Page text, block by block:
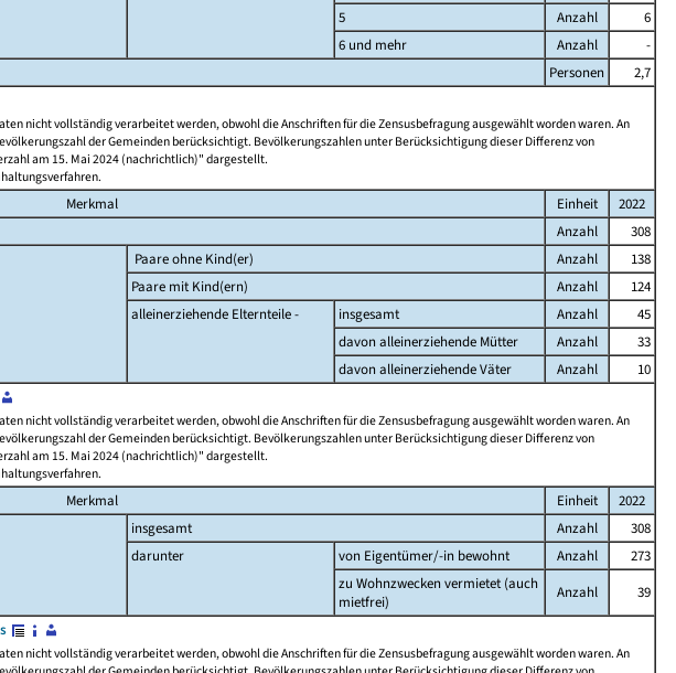
5
Anzahl
6
6 und mehr
Anzahl
-
Personen
2,7
nicht vollständig verarbeitet werden, obwohl die Anschriften für die Zensusbefragung ausgewählt worden waren. An
der Gemeinden berücksichtigt. Bevölkerungszahlen unter Berücksichtigung dieser Differenz von
am 15. Mai 2024 (nachrichtlich)" dargestellt.
Merkmal Einheit
2022
Anzahl
308
Paare ohne Kind(er) Anzahl
138
Paare mit Kind(ern)
Anzahl
124
alleinerziehende Elternteile -
insgesamt Anzahl
45
davon alleinerziehende Mütter
Anzahl
33
davon alleinerziehende Väter
Anzahl
10
nicht vollständig verarbeitet werden, obwohl die Anschriften für die Zensusbefragung ausgewählt worden waren. An
der Gemeinden berücksichtigt. Bevölkerungszahlen unter Berücksichtigung dieser Differenz von
am 15. Mai 2024 (nachrichtlich)" dargestellt.
Merkmal Einheit
2022
insgesamt Anzahl
308
darunter
von Eigentümer/-in bewohnt Anzahl
273
zu Wohnzwecken vermietet (auch
mietfrei)
Anzahl
39
nicht vollständig verarbeitet werden, obwohl die Anschriften für die Zensusbefragung ausgewählt worden waren. An